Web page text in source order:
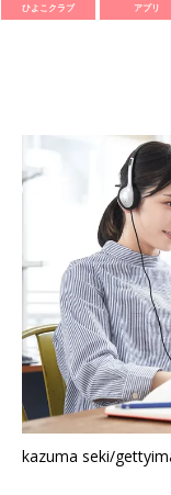
ひよこクラブ アプリ
kazuma seki/